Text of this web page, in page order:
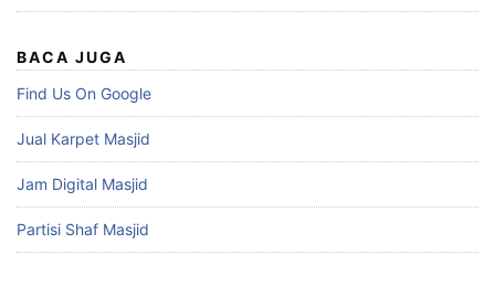
BACA JUGA
Find Us On Google
Jual Karpet Masjid
Jam Digital Masjid
Partisi Shaf Masjid